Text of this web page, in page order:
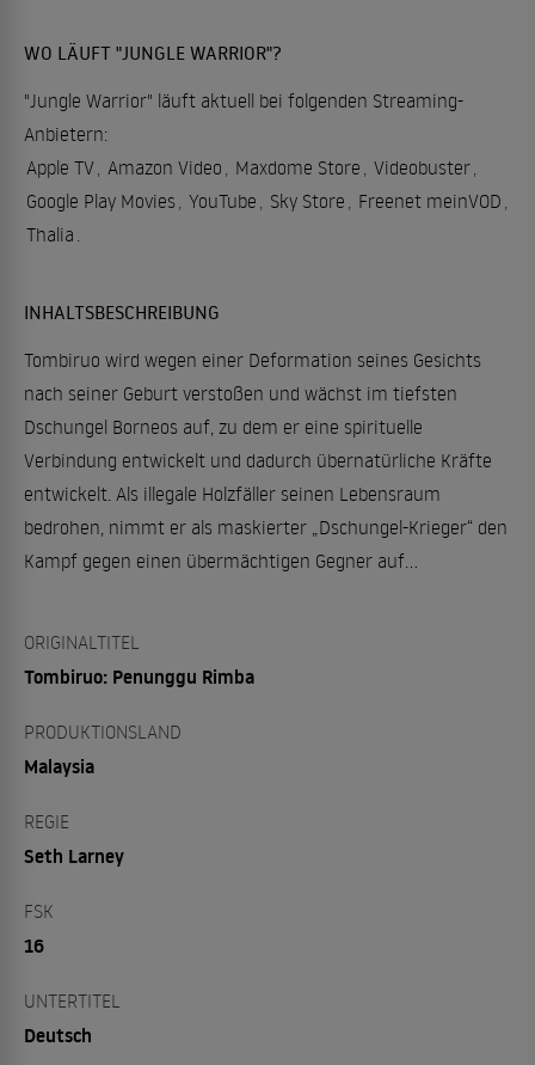
WO LÄUFT "JUNGLE WARRIOR"?
"Jungle Warrior" läuft aktuell bei folgenden Streaming-
Anbietern:
Apple TV, Amazon Video , Maxdome Store , Videobuster,
Google Play Movies, YouTube , Sky Store , Freenet meinVOD ,
Thalia .
INHALTSBESCHREIBUNG
Tombiruo wird wegen einer Deformation seines Gesichts
nach seiner Geburt verstoßen und wächst im tiefsten
Dschungel Borneos auf, zu dem er eine spirituelle
Verbindung entwickelt und dadurch übernatürliche Kräfte
entwickelt. Als illegale Holzfäller seinen Lebensraum
bedrohen, nimmt er als maskierter „Dschungel-Krieger“ den
Kampf gegen einen übermächtigen Gegner auf...
ORIGINALTITEL
Tombiruo: Penunggu Rimba
PRODUKTIONSLAND
Malaysia
REGIE
Seth Larney
FSK
16
UNTERTITEL
Deutsch